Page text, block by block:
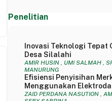
Penelitian
Inovasi Teknologi Tepat
Desa Silalahi
AMIR HUSIN , UMI SALMAH ,
MANURUNG
Efisiensi Penyisihan
Menggunakan Elektroda
ZAID PERDANA NASUTION ,